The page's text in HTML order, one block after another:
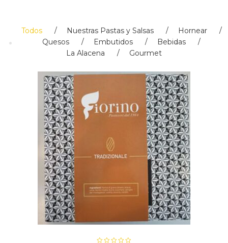
Todos Nuestras Pastas y Salsas
Hornear
Quesos
Embutidos
Bebidas
La Alacena
Gourmet